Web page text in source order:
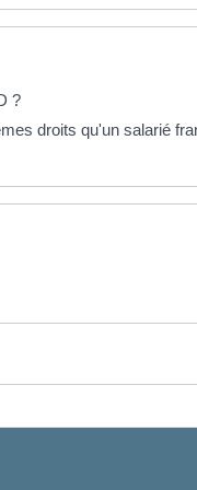
?
droits qu'un salarié